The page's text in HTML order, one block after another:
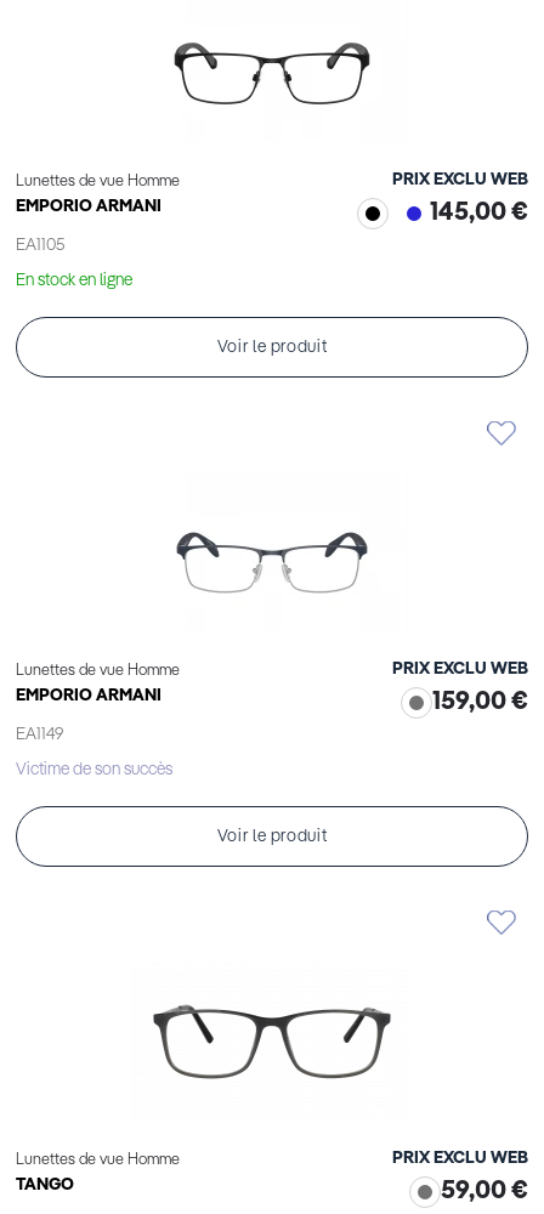
Lunettes de vue Homme
EMPORIO ARMANI
EA1105
PRIX EXCLU WEB
145,00 €
En stock en ligne
Voir le produit
Lunettes de vue Homme
EMPORIO ARMANI
EA1149
PRIX EXCLU WEB
159,00 €
Victime de son succès
Voir le produit
Lunettes de vue Homme
TANGO
PRIX EXCLU WEB
59,00 €